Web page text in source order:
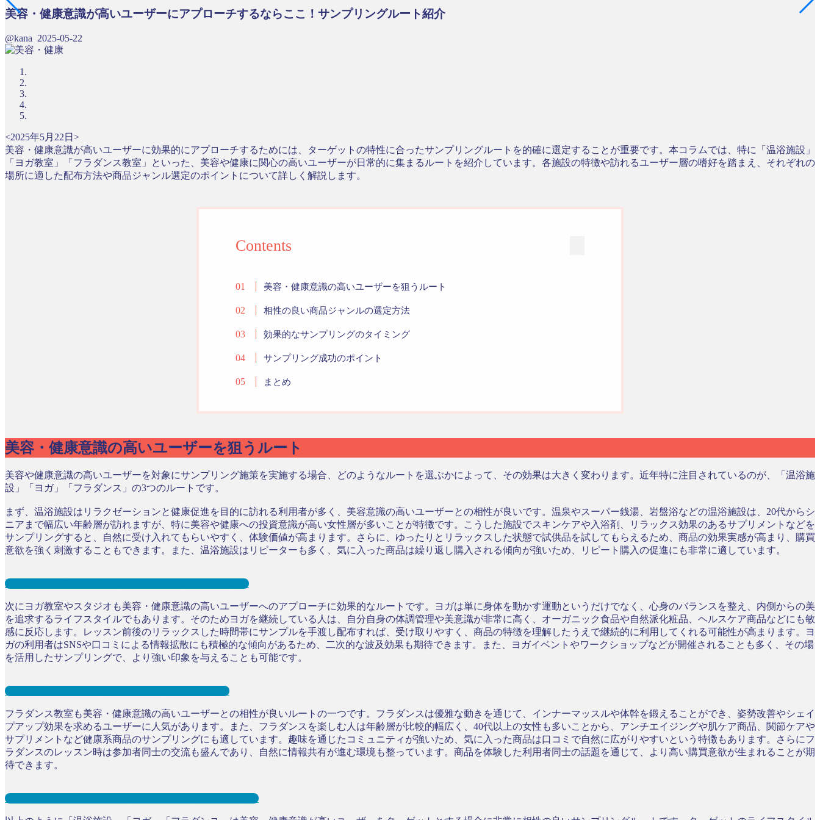
美容・健康意識が高いユーザーにアプローチするならここ！サンプリングルート紹介
@kana 2025-05-22
<2025年5月22日>
美容・健康意識が高いユーザーに効果的にアプローチするためには、ターゲットの特性に合ったサンプリングルートを的確に選定することが重要です。本コラムでは、特に「温浴施設」
「ヨガ教室」「フラダンス教室」といった、美容や健康に関心の高いユーザーが日常的に集まるルートを紹介しています。各施設の特徴や訪れるユーザー層の嗜好を踏まえ、それぞれの
場所に適した配布方法や商品ジャンル選定のポイントについて詳しく解説します。
Contents
美容・健康意識の高いユーザーを狙うルート
相性の良い商品ジャンルの選定方法
効果的なサンプリングのタイミング
サンプリング成功のポイント
まとめ
美容・健康意識の高いユーザーを狙うルート
美容や健康意識の高いユーザーを対象にサンプリング施策を実施する場合、どのようなルートを選ぶかによって、その効果は大きく変わります。近年特に注目されているのが、「温浴施
設」「ヨガ」「フラダンス」の3つのルートです。
まず、温浴施設はリラクゼーションと健康促進を目的に訪れる利用者が多く、美容意識の高いユーザーとの相性が良いです。温泉やスーパー銭湯、岩盤浴などの温浴施設は、20代からシ
ニアまで幅広い年齢層が訪れますが、特に美容や健康への投資意識が高い女性層が多いことが特徴です。こうした施設でスキンケアや入浴剤、リラックス効果のあるサプリメントなどを
サンプリングすると、自然に受け入れてもらいやすく、体験価値が高まります。さらに、ゆったりとリラックスした状態で試供品を試してもらえるため、商品の効果実感が高まり、購買
意欲を強く刺激することもできます。また、温浴施設はリピーターも多く、気に入った商品は繰り返し購入される傾向が強いため、リピート購入の促進にも非常に適しています。
温浴施設サンプリングとは？メリット３選と事例を紹介
次にヨガ教室やスタジオも美容・健康意識の高いユーザーへのアプローチに効果的なルートです。ヨガは単に身体を動かす運動というだけでなく、心身のバランスを整え、内側からの美
を追求するライフスタイルでもあります。そのためヨガを継続している人は、自分自身の体調管理や美意識が非常に高く、オーガニック食品や自然派化粧品、ヘルスケア商品などにも敏
感に反応します。レッスン前後のリラックスした時間帯にサンプルを手渡し配布すれば、受け取りやすく、商品の特徴を理解したうえで継続的に利用してくれる可能性が高まります。ヨ
ガの利用者はSNSや口コミによる情報拡散にも積極的な傾向があるため、二次的な波及効果も期待できます。また、ヨガイベントやワークショップなどが開催されることも多く、その場
を活用したサンプリングで、より強い印象を与えることも可能です。
ヨガサンプリングとは？メリット３選と事例を紹介
フラダンス教室も美容・健康意識の高いユーザーとの相性が良いルートの一つです。フラダンスは優雅な動きを通じて、インナーマッスルや体幹を鍛えることができ、姿勢改善やシェイ
プアップ効果を求めるユーザーに人気があります。また、フラダンスを楽しむ人は年齢層が比較的幅広く、40代以上の女性も多いことから、アンチエイジングや肌ケア商品、関節ケアや
サプリメントなど健康系商品のサンプリングにも適しています。趣味を通じたコミュニティが強いため、気に入った商品は口コミで自然に広がりやすいという特徴もあります。さらにフ
ラダンスのレッスン時は参加者同士の交流も盛んであり、自然に情報共有が進む環境も整っています。商品を体験した利用者同士の話題を通じて、より高い購買意欲が生まれることが期
待できます。
フラダンスサンプリングとは？メリット３選と事例を紹介